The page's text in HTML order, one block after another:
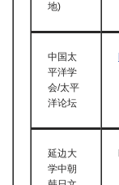
地)
中国太
平洋学
会/太平
洋论坛
延边大
学中朝